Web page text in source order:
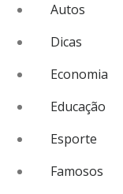
Autos
Dicas
Economia
Educação
Esporte
Famosos